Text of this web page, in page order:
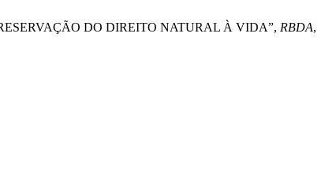
DO DIREITO NATURAL À VIDA”, RBDA,